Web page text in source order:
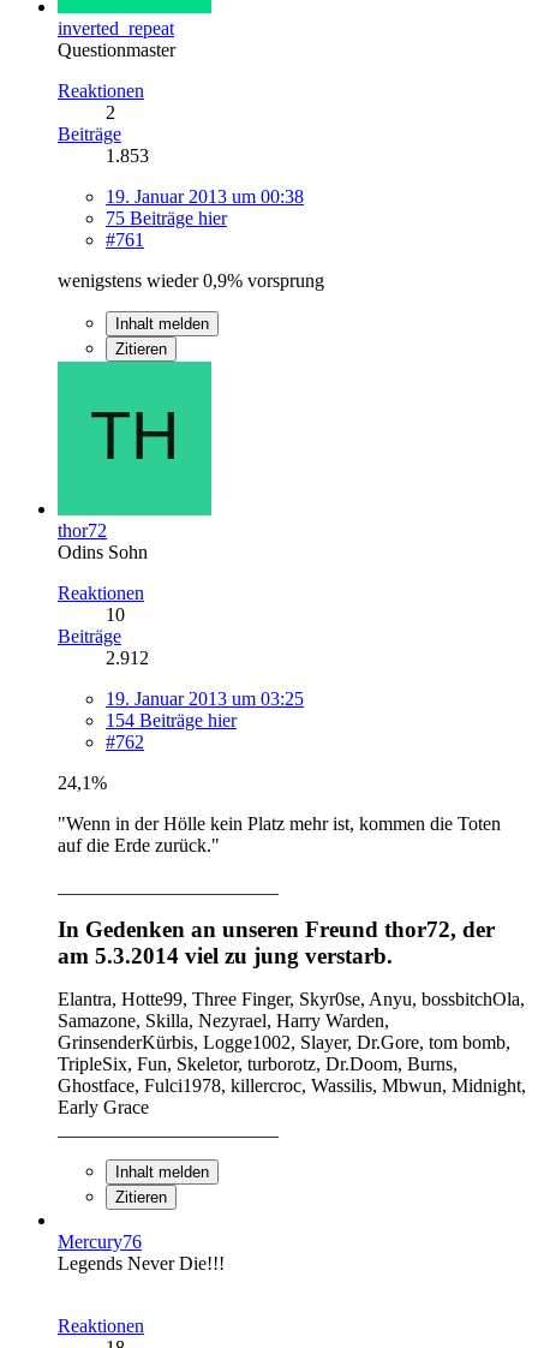
inverted_repeat
Questionmaster
Reaktionen
2
Beiträge
1.853
19. Januar 2013 um 00:38
75 Beiträge hier
#761
wenigstens wieder 0,9% vorsprung
Inhalt melden
Zitieren
thor72
Odins Sohn
Reaktionen
10
Beiträge
2.912
19. Januar 2013 um 03:25
154 Beiträge hier
#762
24,1%
"Wenn in der Hölle kein Platz mehr ist, kommen die Toten
auf die Erde zurück."
In Gedenken an unseren Freund thor72, der
am 5.3.2014 viel zu jung verstarb.
Elantra, Hotte99, Three Finger, Skyr0se, Anyu, bossbitchOla,
Samazone, Skilla, Nezyrael, Harry Warden,
GrinsenderKürbis, Logge1002, Slayer, Dr.Gore, tom bomb,
TripleSix, Fun, Skeletor, turborotz, Dr.Doom, Burns,
Ghostface, Fulci1978, killercroc, Wassilis, Mbwun, Midnight,
Early Grace
Inhalt melden
Zitieren
Mercury76
Legends Never Die!!!
Reaktionen